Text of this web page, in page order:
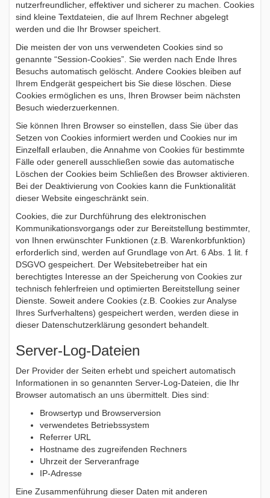
nutzerfreundlicher, effektiver und sicherer zu machen. Cookies
sind kleine Textdateien, die auf Ihrem Rechner abgelegt
werden und die Ihr Browser speichert.
Die meisten der von uns verwendeten Cookies sind so
genannte “Session-Cookies”. Sie werden nach Ende Ihres
Besuchs automatisch gelöscht. Andere Cookies bleiben auf
Ihrem Endgerät gespeichert bis Sie diese löschen. Diese
Cookies ermöglichen es uns, Ihren Browser beim nächsten
Besuch wiederzuerkennen.
Sie können Ihren Browser so einstellen, dass Sie über das
Setzen von Cookies informiert werden und Cookies nur im
Einzelfall erlauben, die Annahme von Cookies für bestimmte
Fälle oder generell ausschließen sowie das automatische
Löschen der Cookies beim Schließen des Browser aktivieren.
Bei der Deaktivierung von Cookies kann die Funktionalität
dieser Website eingeschränkt sein.
Cookies, die zur Durchführung des elektronischen
Kommunikationsvorgangs oder zur Bereitstellung bestimmter,
von Ihnen erwünschter Funktionen (z.B. Warenkorbfunktion)
erforderlich sind, werden auf Grundlage von Art. 6 Abs. 1 lit. f
DSGVO gespeichert. Der Websitebetreiber hat ein
berechtigtes Interesse an der Speicherung von Cookies zur
technisch fehlerfreien und optimierten Bereitstellung seiner
Dienste. Soweit andere Cookies (z.B. Cookies zur Analyse
Ihres Surfverhaltens) gespeichert werden, werden diese in
dieser Datenschutzerklärung gesondert behandelt.
Server-Log-Dateien
Der Provider der Seiten erhebt und speichert automatisch
Informationen in so genannten Server-Log-Dateien, die Ihr
Browser automatisch an uns übermittelt. Dies sind:
Browsertyp und Browserversion
verwendetes Betriebssystem
Referrer URL
Hostname des zugreifenden Rechners
Uhrzeit der Serveranfrage
IP-Adresse
Eine Zusammenführung dieser Daten mit anderen